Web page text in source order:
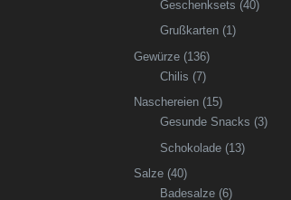
Geschenksets (40)
Grußkarten (1)
Gewürze (136)
Chilis (7)
Naschereien (15)
Gesunde Snacks (3)
Schokolade (13)
Salze (40)
Badesalze (6)